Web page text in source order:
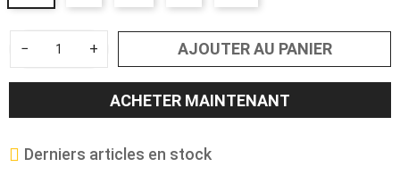
− + AJOUTER AU PANIER
ACHETER MAINTENANT
Derniers articles en stock